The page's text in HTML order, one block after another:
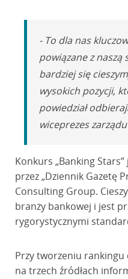
- To dla nas
powiązane z
bardziej się
wysokich pozycji,
powiedział
wiceprezes
Konkurs „Banking
przez „Dziennik Gazetę
Consulting Group.
branży bankowej i jest
rygorystycznymi
Przy tworzeniu
na trzech źródłach